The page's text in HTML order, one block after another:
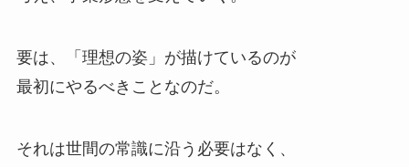
要は、「理想の姿」が描けているのが
最初にやるべきことなのだ。
それは世間の常識に沿う必要はなく、